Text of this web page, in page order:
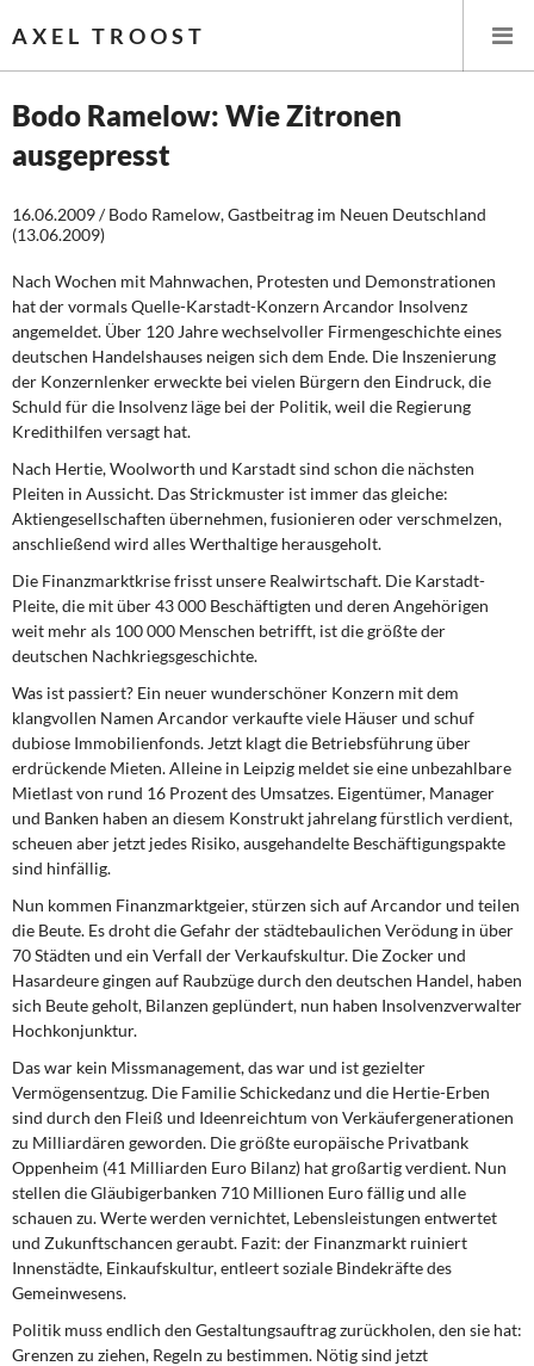
AXEL TROOST
Startseite
Themen
Leitlinien linker Wirtschafts- und Finanzpolitik
Wirtschaftspolitik
Steuer- und Finanzpolitik
Öffentliche Infrastruktur und Daseinsvorsorge
Eurokrise und Griechenland
DIE LINKE
Weitere Themen
Memo-Gruppe
Institut Solidarische Moderne
Rosa-Luxemburg-Stiftung
Über mich
Kontakt
Bodo Ramelow: Wie Zitronen
ausgepresst
16.06.2009 / Bodo Ramelow, Gastbeitrag im Neuen Deutschland
(13.06.2009)
Nach Wochen mit Mahnwachen, Protesten und Demonstrationen
hat der vormals Quelle-Karstadt-Konzern Arcandor Insolvenz
angemeldet. Über 120 Jahre wechselvoller Firmengeschichte eines
deutschen Handelshauses neigen sich dem Ende. Die Inszenierung
der Konzernlenker erweckte bei vielen Bürgern den Eindruck, die
Schuld für die Insolvenz läge bei der Politik, weil die Regierung
Kredithilfen versagt hat.
Nach Hertie, Woolworth und Karstadt sind schon die nächsten
Pleiten in Aussicht. Das Strickmuster ist immer das gleiche:
Aktiengesellschaften übernehmen, fusionieren oder verschmelzen,
anschließend wird alles Werthaltige herausgeholt.
Die Finanzmarktkrise frisst unsere Realwirtschaft. Die Karstadt-
Pleite, die mit über 43 000 Beschäftigten und deren Angehörigen
weit mehr als 100 000 Menschen betrifft, ist die größte der
deutschen Nachkriegsgeschichte.
Was ist passiert? Ein neuer wunderschöner Konzern mit dem
klangvollen Namen Arcandor verkaufte viele Häuser und schuf
dubiose Immobilienfonds. Jetzt klagt die Betriebsführung über
erdrückende Mieten. Alleine in Leipzig meldet sie eine unbezahlbare
Mietlast von rund 16 Prozent des Umsatzes. Eigentümer, Manager
und Banken haben an diesem Konstrukt jahrelang fürstlich verdient,
scheuen aber jetzt jedes Risiko, ausgehandelte Beschäftigungspakte
sind hinfällig.
Nun kommen Finanzmarktgeier, stürzen sich auf Arcandor und teilen
die Beute. Es droht die Gefahr der städtebaulichen Verödung in über
70 Städten und ein Verfall der Verkaufskultur. Die Zocker und
Hasardeure gingen auf Raubzüge durch den deutschen Handel, haben
sich Beute geholt, Bilanzen geplündert, nun haben Insolvenzverwalter
Hochkonjunktur.
Das war kein Missmanagement, das war und ist gezielter
Vermögensentzug. Die Familie Schickedanz und die Hertie-Erben
sind durch den Fleiß und Ideenreichtum von Verkäufergenerationen
zu Milliardären geworden. Die größte europäische Privatbank
Oppenheim (41 Milliarden Euro Bilanz) hat großartig verdient. Nun
stellen die Gläubigerbanken 710 Millionen Euro fällig und alle
schauen zu. Werte werden vernichtet, Lebensleistungen entwertet
und Zukunftschancen geraubt. Fazit: der Finanzmarkt ruiniert
Innenstädte, Einkaufskultur, entleert soziale Bindekräfte des
Gemeinwesens.
Politik muss endlich den Gestaltungsauftrag zurückholen, den sie hat:
Grenzen zu ziehen, Regeln zu bestimmen. Nötig sind jetzt